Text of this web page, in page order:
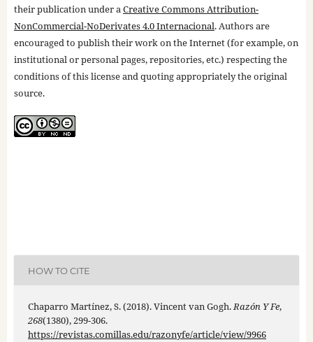
their publication under aCreative Commons Attribution-
NonCommercial-NoDerivates 4.0 Internacional. Authors are
encouraged to publish their work on the Internet (for example, on
institutional or personal pages, repositories, etc.) respecting the
conditions of this license and quoting appropriately the original
source.
HOW TO CITE
Chaparro Martínez, S. (2018). Vincent van Gogh.Razón Y Fe,
268(1380), 299-306.
https://revistas.comillas.edu/razonyfe/article/view/9966